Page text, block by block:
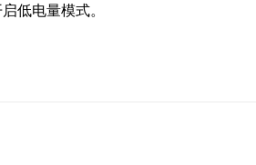
低电量模式。